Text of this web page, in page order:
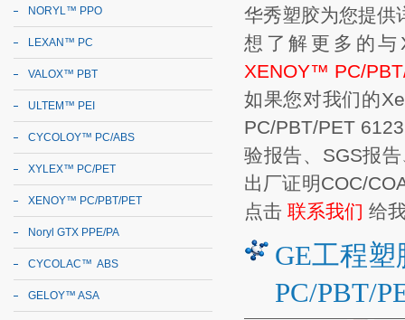
华秀塑胶为您提供
想了解更多的与
XENOY™ PC/
如果您对我们的
PC/PBT/PET
验报告、 SGS报告
出厂证明COC/
点击 联系我们 给
GE工程
PC/PBT/
NORYL™ PPO
LEXAN™ PC
VALOX™ PBT
ULTEM™ PEI
CYCOLOY™ PC/ABS
XYLEX™ PC/PET
XENOY™ PC/PBT/PET
Noryl GTX PPE/PA
CYCOLAC™ ABS
GELOY™ ASA